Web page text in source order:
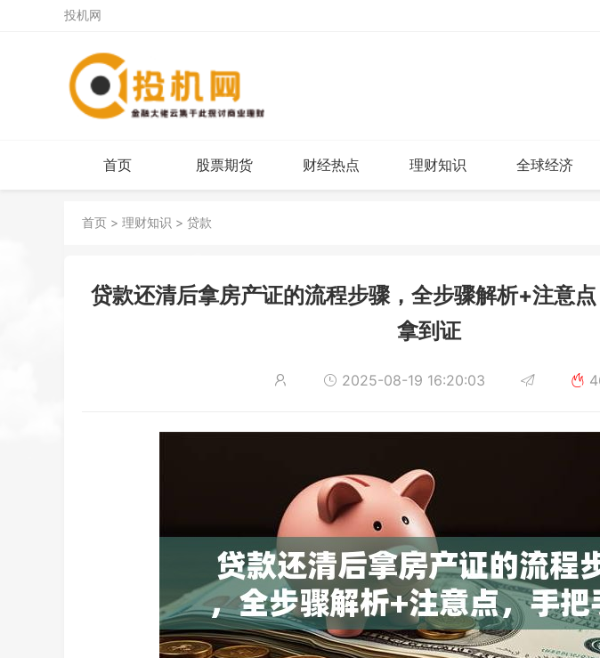
投机网
首页 股票期货 财经热点 理财知识 全球经济
首页 > 理财知识 > 贷款
贷款还清后拿房产证的流程步骤，全步骤解析+注意
拿到证
2025-08-19 16:20:03